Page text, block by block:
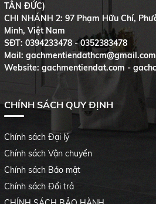
TÂN ĐỨC)
CHI NHÁNH 2: 97 Phạm Hữu Chí,
Minh, Việt Nam
SĐT: 0394233478 - 0352383478
Mail: gachmentiendathcm@gmail.com
Website: gachmentiendat.com -
CHÍNH SÁCH QUY ĐỊNH
Chính sách Đại lý
Chính sách Vận chuyển
Chính sách Bảo mật
Chính sách Đổi trả